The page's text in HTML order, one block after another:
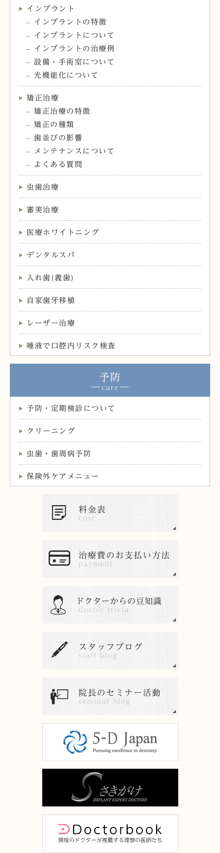
インプラント
インプラントの特徴
インプラントについて
インプラントの治療例
設備・手術室について
光機能化について
矯正治療
矯正治療の特徴
矯正の種類
歯並びの影響
メンテナンスについて
よくある質問
虫歯治療
審美治療
医療ホワイトニング
デンタルスパ
入れ歯(義歯)
自家歯牙移植
レーザー治療
唾液で口腔内リスク検査
予防
予防・定期検診について
クリーニング
虫歯・歯周病予防
保険外ケアメニュー